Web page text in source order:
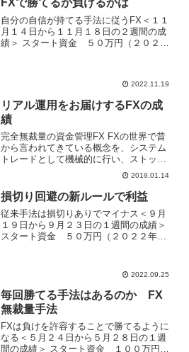
FXで勝てるか負けるかは
自分の自信が持てる手法に従うFX＜１１
月１４日から１１月１８日の２週間の成
績＞ スタート資金 ５０万円（２０２２
2022.11.19
リアル運用をお届けするFXの成
績
完全無裁量の資金管理FX FXの世界で昔
から言われてきている概念を、システム
トレードとして機械的に行い、ストップ
とリミットの値をきちんと計算し、損切
りが数回続いても破たんしないように資
金管理を徹底して行い、月単位年単位で
勝っていけるロジック...
2019.01.14
損切り回避の新ルールで利益
従来手法は損切りありでマイナス＜９月
１９日から９月２３日の１週間の成績＞
スタート資金 ５０万円（２０２２年）
に運用したいので、昨年の１００万円運
2022.09.25
毎回勝てる手法はあるのか FX
無裁量手法
FXは負けを許容することで勝てるように
なる＜５月２４日から５月２８日の１週
間の成績＞ スタート資金 １００万円